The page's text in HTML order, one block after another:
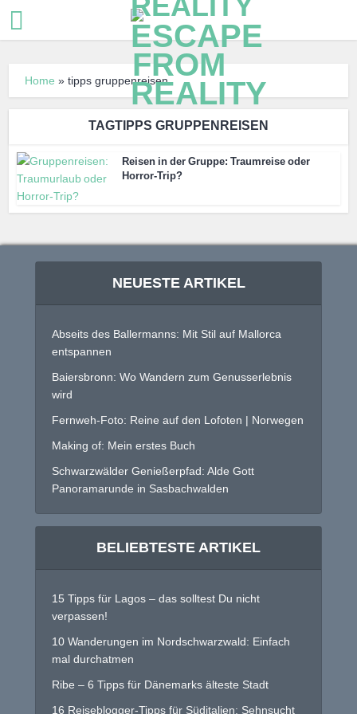
Home »tipps gruppenreisen
TAGTIPPS GRUPPENREISEN
Reisen in der Gruppe: Traumreise oder
Horror-Trip?
NEUESTE ARTIKEL
Abseits des Ballermanns: Mit Stil auf Mallorca
entspannen
Baiersbronn: Wo Wandern zum Genusserlebnis
wird
Fernweh-Foto: Reine auf den Lofoten | Norwegen
Making of: Mein erstes Buch
Schwarzwälder Genießerpfad: Alde Gott
Panoramarunde in Sasbachwalden
BELIEBTESTE ARTIKEL
15 Tipps für Lagos – das solltest Du nicht
verpassen!
10 Wanderungen im Nordschwarzwald: Einfach
mal durchatmen
Ribe – 6 Tipps für Dänemarks älteste Stadt
16 Reiseblogger-Tipps für Süditalien: Sehnsucht